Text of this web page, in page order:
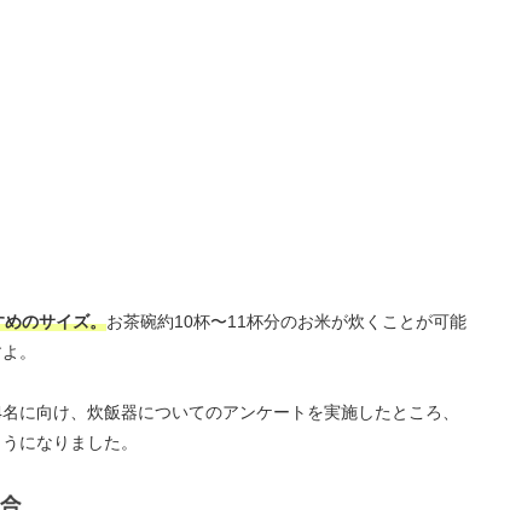
のサイズ。お茶碗約10杯〜11杯分のお米が炊くことが可能
。
に向け、炊飯器についてのアンケートを実施したところ、
になりました。